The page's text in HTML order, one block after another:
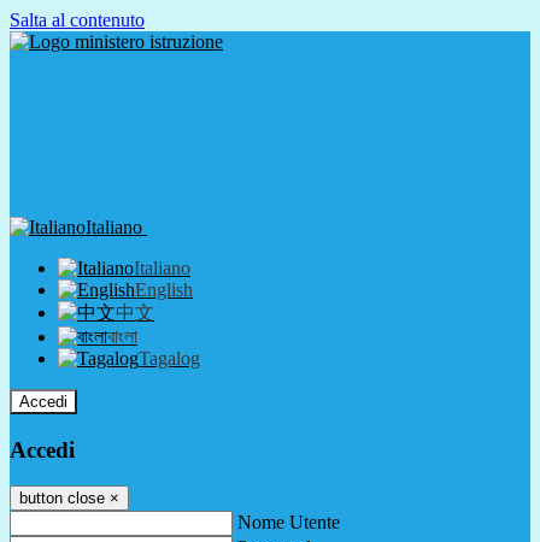
Salta al contenuto
Italiano
Italiano
English
中文
বাংলা
Tagalog
Accedi
Accedi
button close ×
Nome Utente